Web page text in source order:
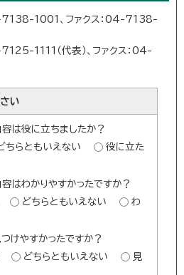
7138-1001、ファクス：04-7138-
1111（代表）、ファクス：04-
い
は役に立ちましたか？
ちらともいえない
役に立た
はわかりやすかったですか？
どちらともいえない
わ
けやすかったですか？
どちらともいえない
見